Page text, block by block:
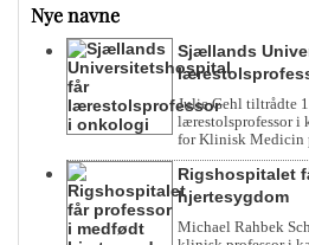
Nye navne
Sjællands
Julie Gehl tiltrådte
lærestolsprofessor
for Klinisk Medicin
Rigshospitalet
hjertesygdom
Michael Rahbek